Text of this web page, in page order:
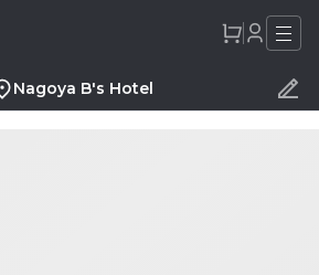
Nagoya B's Hotel